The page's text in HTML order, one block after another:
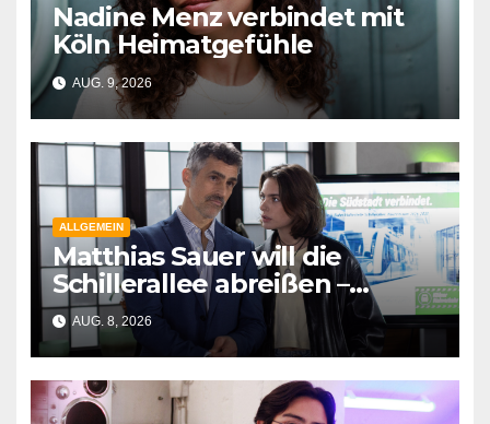
Nadine Menz verbindet mit
Köln Heimatgefühle
AUG. 9, 2026
ALLGEMEIN
Matthias Sauer will die
Schillerallee abreißen –
Schauspieler Gabriel Merz
neu bei „Unter uns“
AUG. 8, 2026